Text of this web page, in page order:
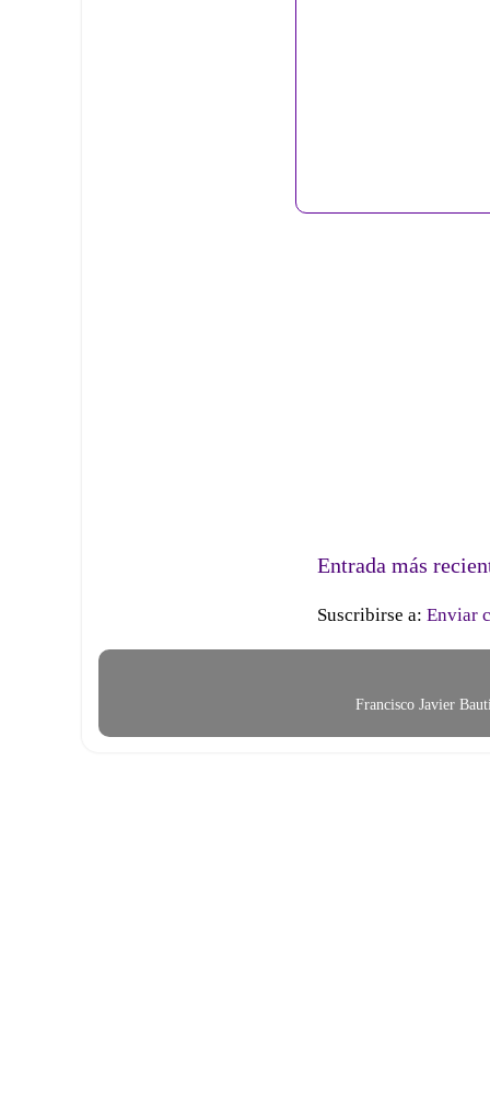
Entrada más
Suscribirse a: Enviar
Francisco Javier